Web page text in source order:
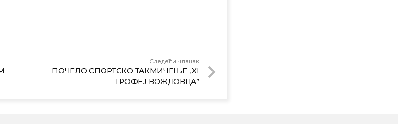
Следећи чланак
ПОЧЕЛО СПОРТСКО ТАКМИЧЕЊЕ „XI
ТРОФЕЈ ВОЖДОВЦА”